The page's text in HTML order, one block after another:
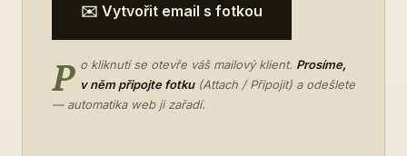
✉️ Vytvořit email s fotkou
P o kliknutí se otevře váš mailový klient. Prosíme,
v něm připojte fotku(Attach / Připojit) a odešlete
— automatika web ji zařadí.